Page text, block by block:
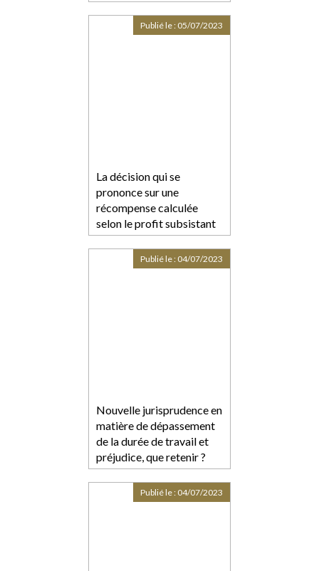
La décision qui se
prononce sur une
récompense calculée
selon le profit subsistant
sans fixer la date de
jouissance divise est
dépourvue de l’autorité de
Publié le : 05/07/2023
Nouvelle jurisprudence en
matière de dépassement
de la durée de travail et
préjudice, que retenir ?
Publié le : 04/07/2023
Publié le : 04/07/2023